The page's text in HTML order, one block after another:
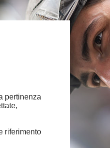
pertinenza
riferimento